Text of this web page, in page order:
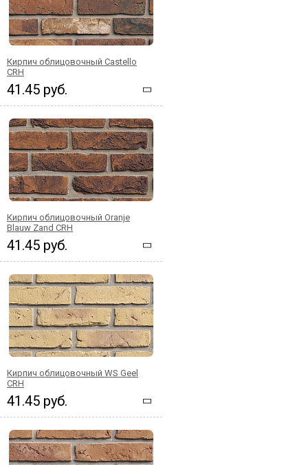
Кирпич облицовочный Castello
CRH
41.45 руб.
Кирпич облицовочный Oranje
Blauw Zand CRH
41.45 руб.
Кирпич облицовочный WS Geel
CRH
41.45 руб.